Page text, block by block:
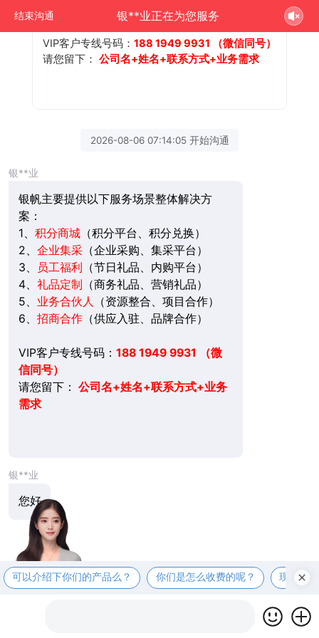
结束沟通 银**业正在为您服务
6、
（供应入驻、品牌合作）
VIP客户专线号码： 188 1949 9931 （微信同号）
请您留下： 公司名+姓名+联系方式+业务需求
2026-08-06 07:14:05 开始沟通
银**业
银帆主要提供以下服务场景整体解决方
案：
1、 积分商城（积分平台、积分兑换）
2、 企业集采（企业采购、集采平台）
3、
员工福利 （节日礼品、内购平台）
4、 礼品定制 （商务礼品、营销礼品）
5、 业务合伙人
（资源整合、项目合作）
6、 招商合作（供应入驻、品牌合作）
VIP客户专线号码： 188 1949 9931 （微
信同号）
请您留下： 公司名+姓名+联系方式+业务
需求
银**业
您好
可以介绍下你们的产品么？ 你们是怎么收费的呢？ 现在有